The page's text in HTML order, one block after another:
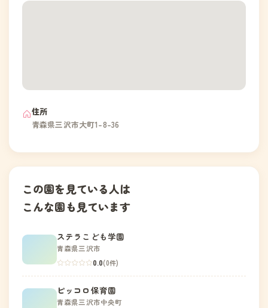
住所
青森県三沢市大町1-8-36
この園を見ている人は
こんな園も見ています
ステラこども学園
青森県三沢市
0.0(0件)
ピッコロ保育園
青森県三沢市中央町